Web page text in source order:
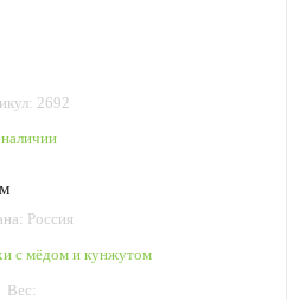
2692
Россия
с мёдом и кунжутом
Вес: